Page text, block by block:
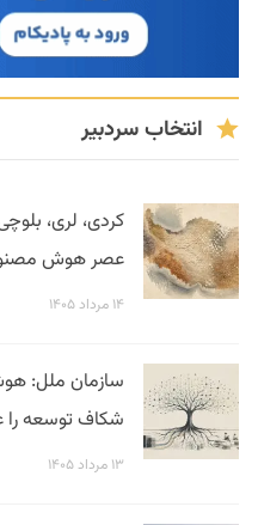
انتخاب سردبیر
کردی، لری،
عصر هوش مصنوعی
۱۴ مرداد ۱۴۰۵
سازمان ملل:
شکاف توسعه را
۱۳ مرداد ۱۴۰۵